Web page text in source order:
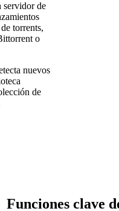
servidor de
torrents,
o
nuevos
de
Funciones clave